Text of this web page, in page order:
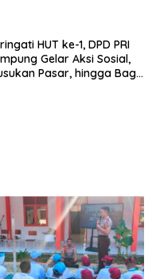
HUT ke-1, DPD PRI
Gelar Aksi Sosial,
Pasar, hingga Bagi-